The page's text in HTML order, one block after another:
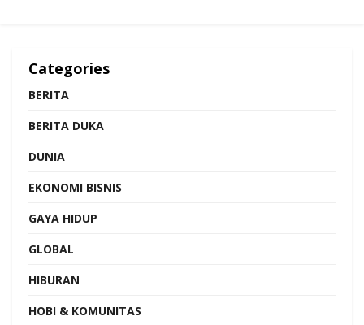
Categories
BERITA
BERITA DUKA
DUNIA
EKONOMI BISNIS
GAYA HIDUP
GLOBAL
HIBURAN
HOBI & KOMUNITAS